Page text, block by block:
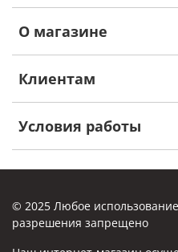
О магазине
Клиентам
Условия работы
© 2025 Любое
разрешения запрещено